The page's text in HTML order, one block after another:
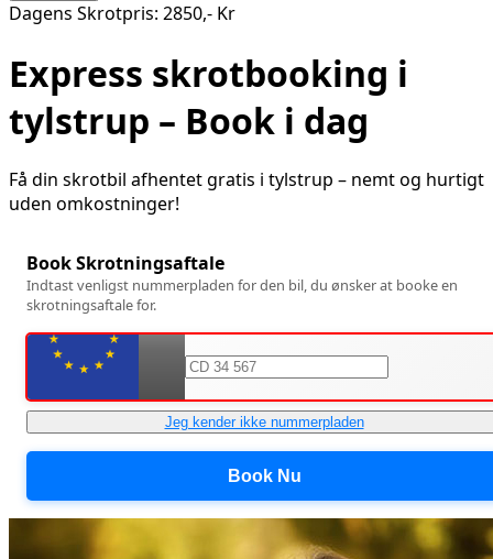
Dagens Skrotpris: 2850,- Kr
Express skrotbooking i
tylstrup – Book i dag
Få din skrotbil afhentet gratis i tylstrup – nemt og hurtigt
uden omkostninger!
Book Skrotningsaftale
Indtast venligst nummerpladen for den bil, du ønsker at booke en
skrotningsaftale for.
Jeg kender ikke nummerpladen
Book Nu